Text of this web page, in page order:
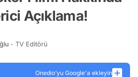
Açıklama!
- TV Editörü
Onedio’yu Google'a ekleyin